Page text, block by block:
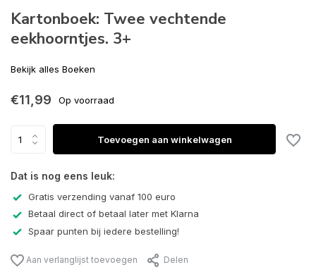
Kartonboek: Twee vechtende
eekhoorntjes. 3+
Bekijk alles Boeken
€11,99 Op voorraad
Toevoegen aan winkelwagen
Dat is nog eens leuk:
Gratis verzending vanaf 100 euro
Betaal direct of betaal later met Klarna
Spaar punten bij iedere bestelling!
Aan verlanglijst toevoegen Delen